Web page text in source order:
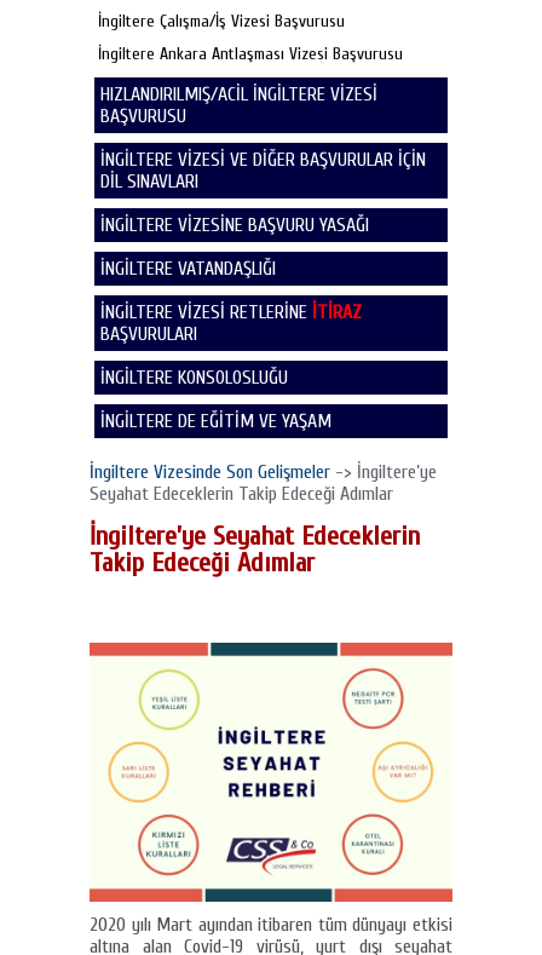
İngiltere Çalışma/İş Vizesi Başvurusu
İngiltere Ankara Antlaşması Vizesi Başvurusu
HIZLANDIRILMIŞ/ACİL İNGİLTERE VİZESİ
BAŞVURUSU
İNGİLTERE VİZESİ VE DİĞER BAŞVURULAR İÇİN
DİL SINAVLARI
İNGİLTERE VİZESİNE BAŞVURU YASAĞI
İNGİLTERE VATANDAŞLIĞI
İNGİLTERE VİZESİ RETLERİNE İTİRAZ
BAŞVURULARI
İNGİLTERE KONSOLOSLUĞU
İNGİLTERE DE EĞİTİM VE YAŞAM
İngiltere Vizesinde Son Gelişmeler -> İngiltere’ye
Seyahat Edeceklerin Takip Edeceği Adımlar
İngiltere’ye Seyahat Edeceklerin
Takip Edeceği Adımlar
2020 yılı Mart ayından itibaren tüm dünyayı etkisi
altına alan Covid-19 virüsü, yurt dışı seyahat